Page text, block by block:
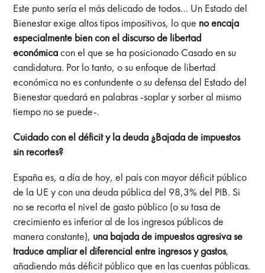
Este punto sería el más delicado de todos… Un Estado del
Bienestar exige altos tipos impositivos, lo que no encaja
especialmente bien con el discurso de libertad
económicacon el que se ha posicionado Casado en su
candidatura. Por lo tanto, o su enfoque de libertad
económica no es contundente o su defensa del Estado del
Bienestar quedará en palabras -soplar y sorber al mismo
tiempo no se puede-.
Cuidado con el déficit y la deuda ¿Bajada de impuestos
sin recortes?
España es, a día de hoy, el país con mayor déficit público
de la UE y con una deuda pública del 98,3% del PIB. Si
no se recorta el nivel de gasto público (o su tasa de
crecimiento es inferior al de los ingresos públicos de
manera constante), una bajada de impuestos agresiva se
traduce ampliar el diferencial entre ingresos y gastos,
añadiendo más déficit público que en las cuentas públicas.